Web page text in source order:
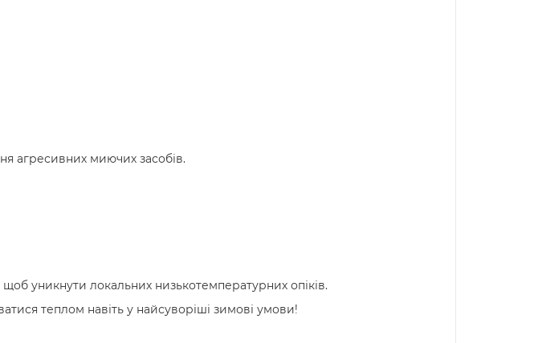
агресивних миючих засобів.
уникнути локальних низькотемпературних опіків.
теплом навіть у найсуворіші зимові умови!